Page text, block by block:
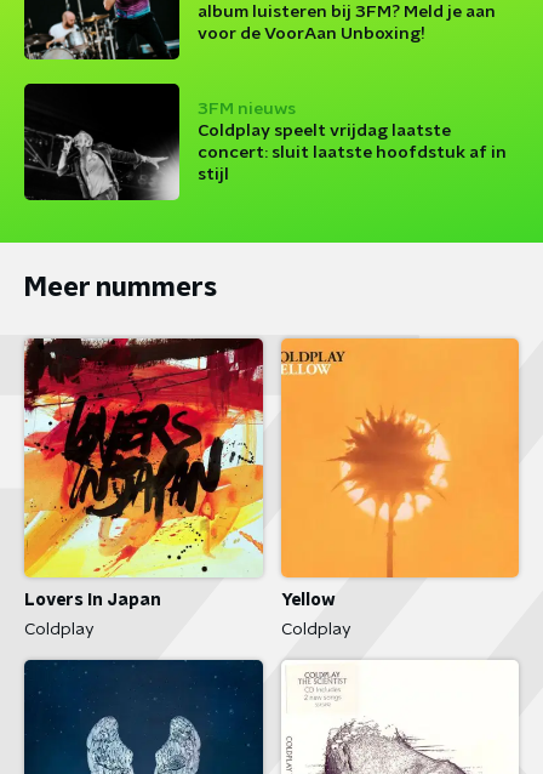
album luisteren bij 3FM? Meld je aan
voor de VoorAan Unboxing!
3FM nieuws
Coldplay speelt vrijdag laatste
concert: sluit laatste hoofdstuk af in
stijl
Meer nummers
Lovers In Japan
Coldplay
Yellow
Coldplay